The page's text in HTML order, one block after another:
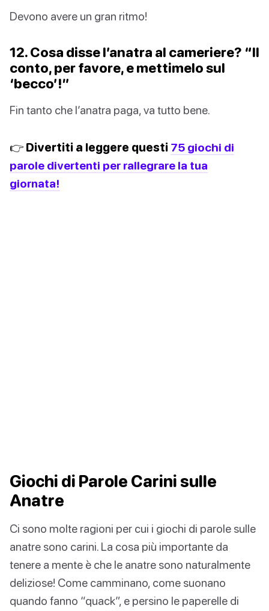
Devono avere un gran ritmo!
12. Cosa disse l’anatra al cameriere? “Il
conto, per favore, e mettimelo sul
‘becco’!”
Fin tanto che l’anatra paga, va tutto bene.
👉 Divertiti a leggere questi 75 giochi di
parole divertenti per rallegrare la tua
giornata!
Giochi di Parole Carini sulle
Anatre
Ci sono molte ragioni per cui i giochi di parole sulle
anatre sono carini. La cosa più importante da
tenere a mente è che le anatre sono naturalmente
deliziose! Come camminano, come suonano
quando fanno “quack”, e persino le paperelle di